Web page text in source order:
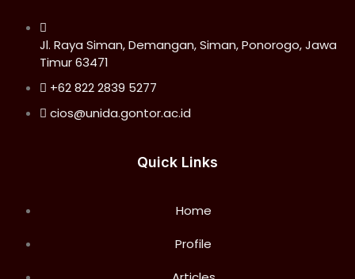
Jl. Raya Siman, Demangan, Siman, Ponorogo, Jawa
Timur 63471
+62 822 2839 5277
cios@unida.gontor.ac.id
Quick Links
Home
Profile